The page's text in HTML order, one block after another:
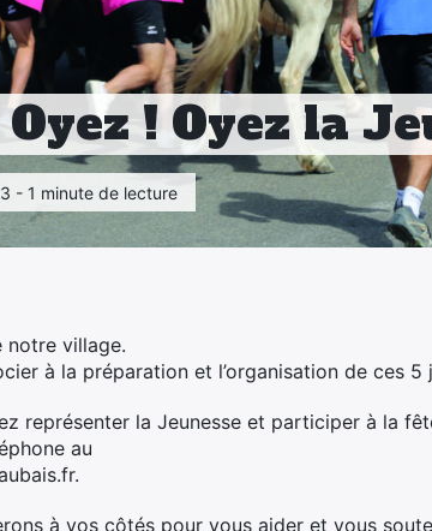
! Oyez la
- 1 minute de lecture
notre village.
à la préparation et l’organisation de ces 5
représenter la Jeunesse et participer à la
au
à vos côtés pour vous aider et vous